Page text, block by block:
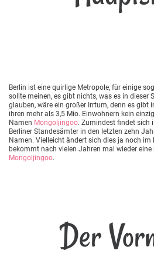
Berlin ist eine quirlige Metropole, für einige
sollte meinen, es gibt nichts, was es in dieser
glauben, wäre ein großer Irrtum, denn es gibt
ihren mehr als 3,5 Mio. Einwohnern kein
Namen Mongoljingoo. Zumindest findet sich
Berliner Standesämter in den letzten zehn
Namen. Vielleicht ändert sich dies ja noch
bekommt nach vielen Jahren mal wieder
Mongoljingoo.
Der